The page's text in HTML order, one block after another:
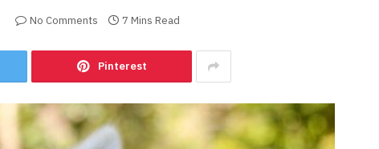
No Comments 7 Mins Read
Pinterest